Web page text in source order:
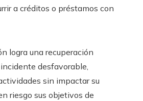
a créditos o préstamos con
logra una recuperación
desfavorable,
sin impactar su
riesgo sus objetivos de